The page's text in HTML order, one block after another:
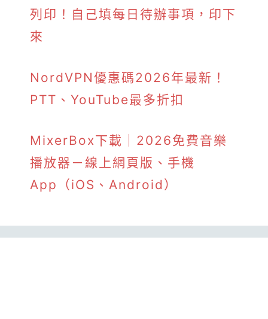
列印！自己填每日待辦事項，印下
來
NordVPN優惠碼2026年最新！
PTT、YouTube最多折扣
MixerBox下載｜2026免費音樂
播放器－線上網頁版、手機
App（iOS、Android）